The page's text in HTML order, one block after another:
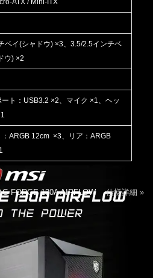
ATX / Mini-ITX
ベイ(シャドウ) ×3、3.5/2.5インチベ
ウ) ×2
ート：USB3.2 ×2、マイク ×1、ヘッ
：ARGB 12cm ×3、リア：ARGB
FORGE 130A AIRFLOW仕様詳細 »